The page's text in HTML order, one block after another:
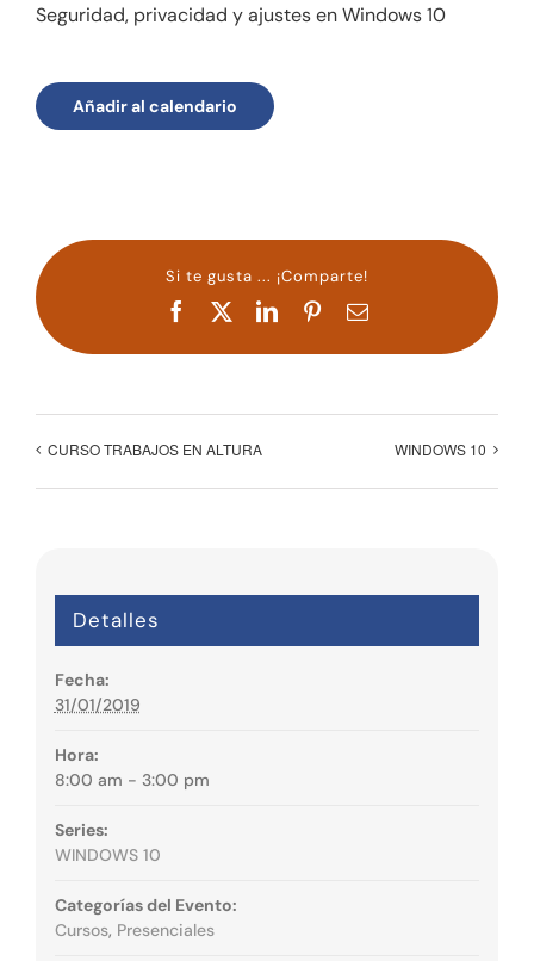
Seguridad, privacidad y ajustes en Windows 10
Añadir al calendario
Si te gusta ... ¡Comparte!
Facebook LinkedInPinterestCorreo
CURSO TRABAJOS EN ALTURA WINDOWS 10
Detalles
Fecha:
31/01/2019
Hora:
8:00 am - 3:00 pm
Series:
WINDOWS 10
Categorías del Evento:
Cursos, Presenciales